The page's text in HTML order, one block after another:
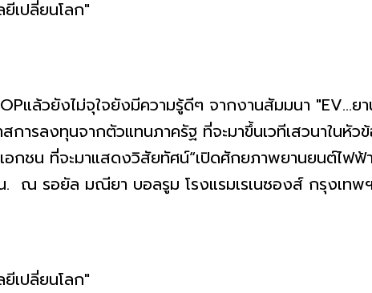
ยังไม่จุใจยังมีความรู้ดีๆ จากงานสัมมนา "EV...ยาน
ารลงทุนจากตัวแทนภาครัฐ ที่จะมาขึ้นเวทีเสวนาในหัว
อกชน ที่จะมาแสดงวิสัยทัศน์“เปิดศักยภาพยานยนต์ไฟ
ณ รอยัล มณียา บอลรูม โรงแรมเรเนซองส์ กรุงเทพ